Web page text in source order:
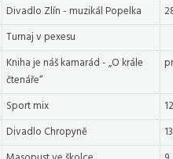
Divadlo Zlín - muzikál Popelka
Turnaj v pexesu
Kniha je náš kamarád - „O krále
čtenáře“
Sport mix
Divadlo Chropyně